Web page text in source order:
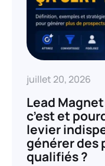
juillet 20, 2026
Lead
c’est et
levier
générer des
qualifiés ?